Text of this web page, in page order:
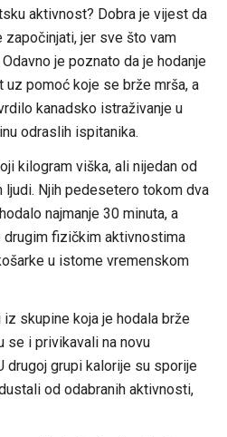
aktivnost? Dobra je vijest da
započinjati, jer sve što vam
je poznato da je hodanje
pomoć koje se brže mrša, a
kanadsko istraživanje u
odraslih ispitanika.
kilogram viška, ali nijedan od
ljudi. Njih pedesetero tokom dva
najmanje 30 minuta, a
fizičkim aktivnostima
u istome vremenskom
skupine koja je hodala brže
se i privikavali na novu
drugoj grupi kalorije su sporije
od odabranih aktivnosti,